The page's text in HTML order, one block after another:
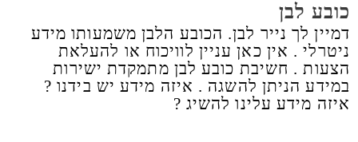
כובע לבן
דמיין לך נייר לבן. הכובע הלבן משמעותו מידע
ניטרלי . אין כאן עניין לוויכוח או להעלאת
הצעות . חשיבת כובע לבן מתמקדת ישירות
במידע הניתן להשגה . איזה מידע יש בידנו ?
איזה מידע עלינו להשיג ?